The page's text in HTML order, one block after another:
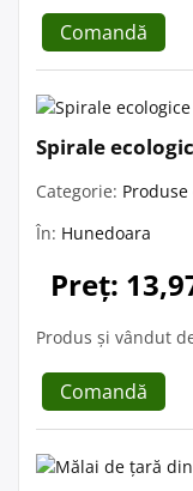
Comandă
Spirale
Categorie:
În: Hunedoara
Preț:
Produs și vândut
Comandă